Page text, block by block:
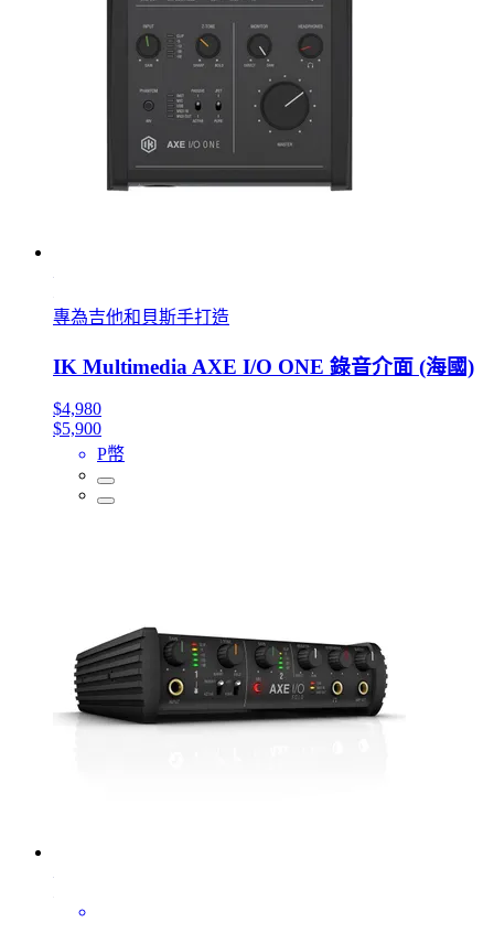
專為吉他和貝斯手打造
IK Multimedia AXE I/O ONE 錄音介面 (海國)
$4,980
$5,900
P幣